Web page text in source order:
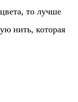
то лучше
нить, которая